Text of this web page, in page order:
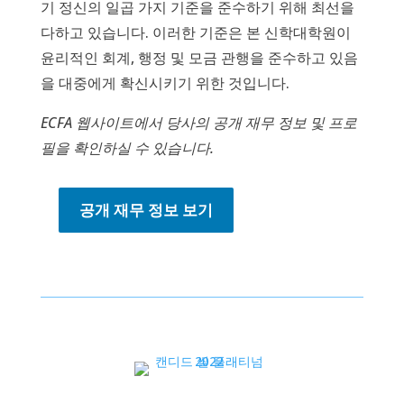
기 정신의 일곱 가지 기준을 준수하기 위해 최선을
다하고 있습니다. 이러한 기준은 본 신학대학원이
윤리적인 회계, 행정 및 모금 관행을 준수하고 있음
을 대중에게 확신시키기 위한 것입니다.
ECFA 웹사이트에서 당사의 공개 재무 정보 및 프로
필을 확인하실 수 있습니다.
공개 재무 정보 보기